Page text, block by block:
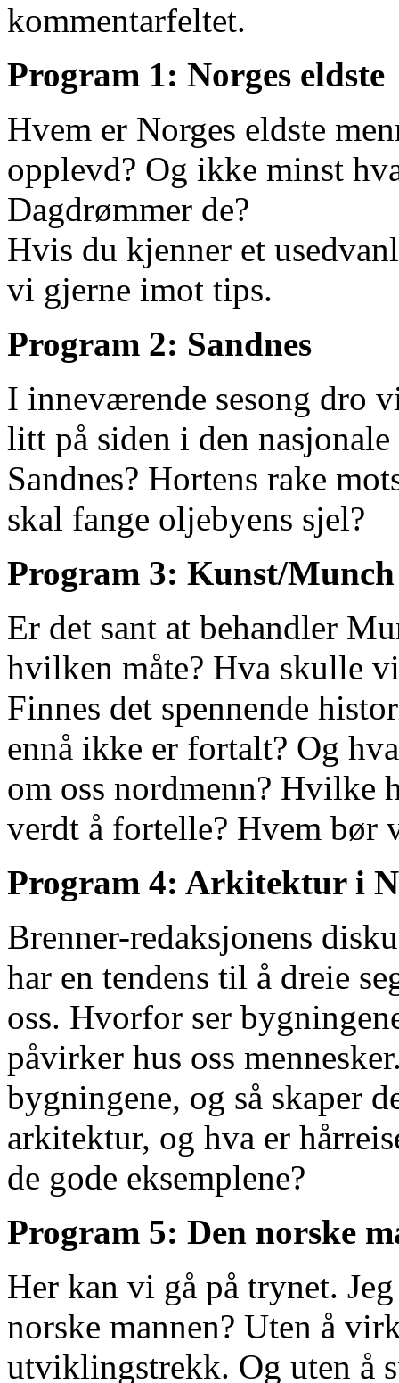
kommentarfeltet.
Program 1: Norges eldste
Hvem er Norges eldste
opplevd? Og ikke minst
Dagdrømmer de?
Hvis du kjenner et
vi gjerne imot tips.
Program 2: Sandnes
I inneværende sesong dro
litt på siden i den
Sandnes? Hortens rake
skal fange oljebyens sjel?
Program 3: Kunst/Munch
Er det sant at behandler
hvilken måte? Hva skulle
Finnes det spennende
ennå ikke er fortalt? Og
om oss nordmenn? Hvilke
verdt å fortelle? Hvem bør
Program 4: Arkitektur i
Brenner-redaksjonens
har en tendens til å dreie
oss. Hvorfor ser
påvirker hus oss
bygningene, og så skaper
arkitektur, og hva er
de gode eksemplene?
Program 5: Den norske
Her kan vi gå på trynet.
norske mannen? Uten å
utviklingstrekk. Og uten å